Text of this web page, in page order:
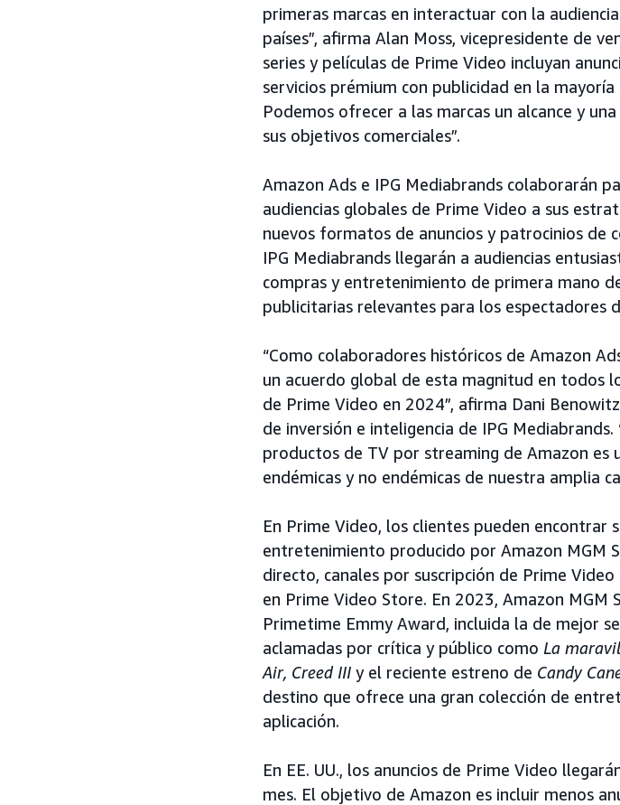
primeras marcas en interactuar con la
países”, afirma Alan Moss, vicepresidente de
series y películas de Prime Video incluyan
servicios prémium con publicidad en la
Podemos ofrecer a las marcas un alcance y
sus objetivos comerciales”.
Amazon Ads e IPG Mediabrands colaborarán
audiencias globales de Prime Video a sus
nuevos formatos de anuncios y patrocinios de
IPG Mediabrands llegarán a audiencias
compras y entretenimiento de primera mano
publicitarias relevantes para los espectadores
“Como colaboradores históricos de Amazon
un acuerdo global de esta magnitud en todos
de Prime Video en 2024”, afirma Dani
de inversión e inteligencia de IPG
productos de TV por streaming de Amazon es
endémicas y no endémicas de nuestra amplia
En Prime Video, los clientes pueden encontrar
entretenimiento producido por Amazon MGM
directo, canales por suscripción de Prime
en Prime Video Store. En 2023, Amazon
Primetime Emmy Award, incluida la de mejor
aclamadas por crítica y público como La
Air, Creed III y el reciente estreno de Candy
destino que ofrece una gran colección de
aplicación.
En EE. UU., los anuncios de Prime Video
mes. El objetivo de Amazon es incluir menos